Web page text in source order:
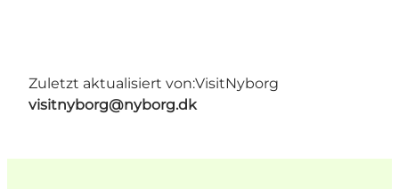
Zuletzt aktualisiert von:VisitNyborg
visitnyborg@nyborg.dk